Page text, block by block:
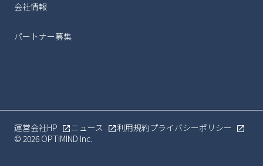
会社情報
パートナー募集
© 2026 OPTIMIND Inc.
運営会社HP ニュース 利用規約プライバシーポリシー